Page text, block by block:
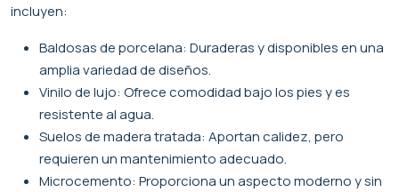
incluyen:
Baldosas de porcelana: Duraderas y disponibles en una
amplia variedad de diseños.
Vinilo de lujo: Ofrece comodidad bajo los pies y es
resistente al agua.
Suelos de madera tratada: Aportan calidez, pero
requieren un mantenimiento adecuado.
Microcemento: Proporciona un aspecto moderno y sin